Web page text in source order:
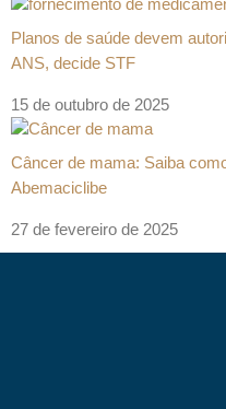
Planos de saúde devem
ANS, decide STF
15 de outubro de 2025
Câncer de mama: Saiba
Abemaciclibe
27 de fevereiro de 2025